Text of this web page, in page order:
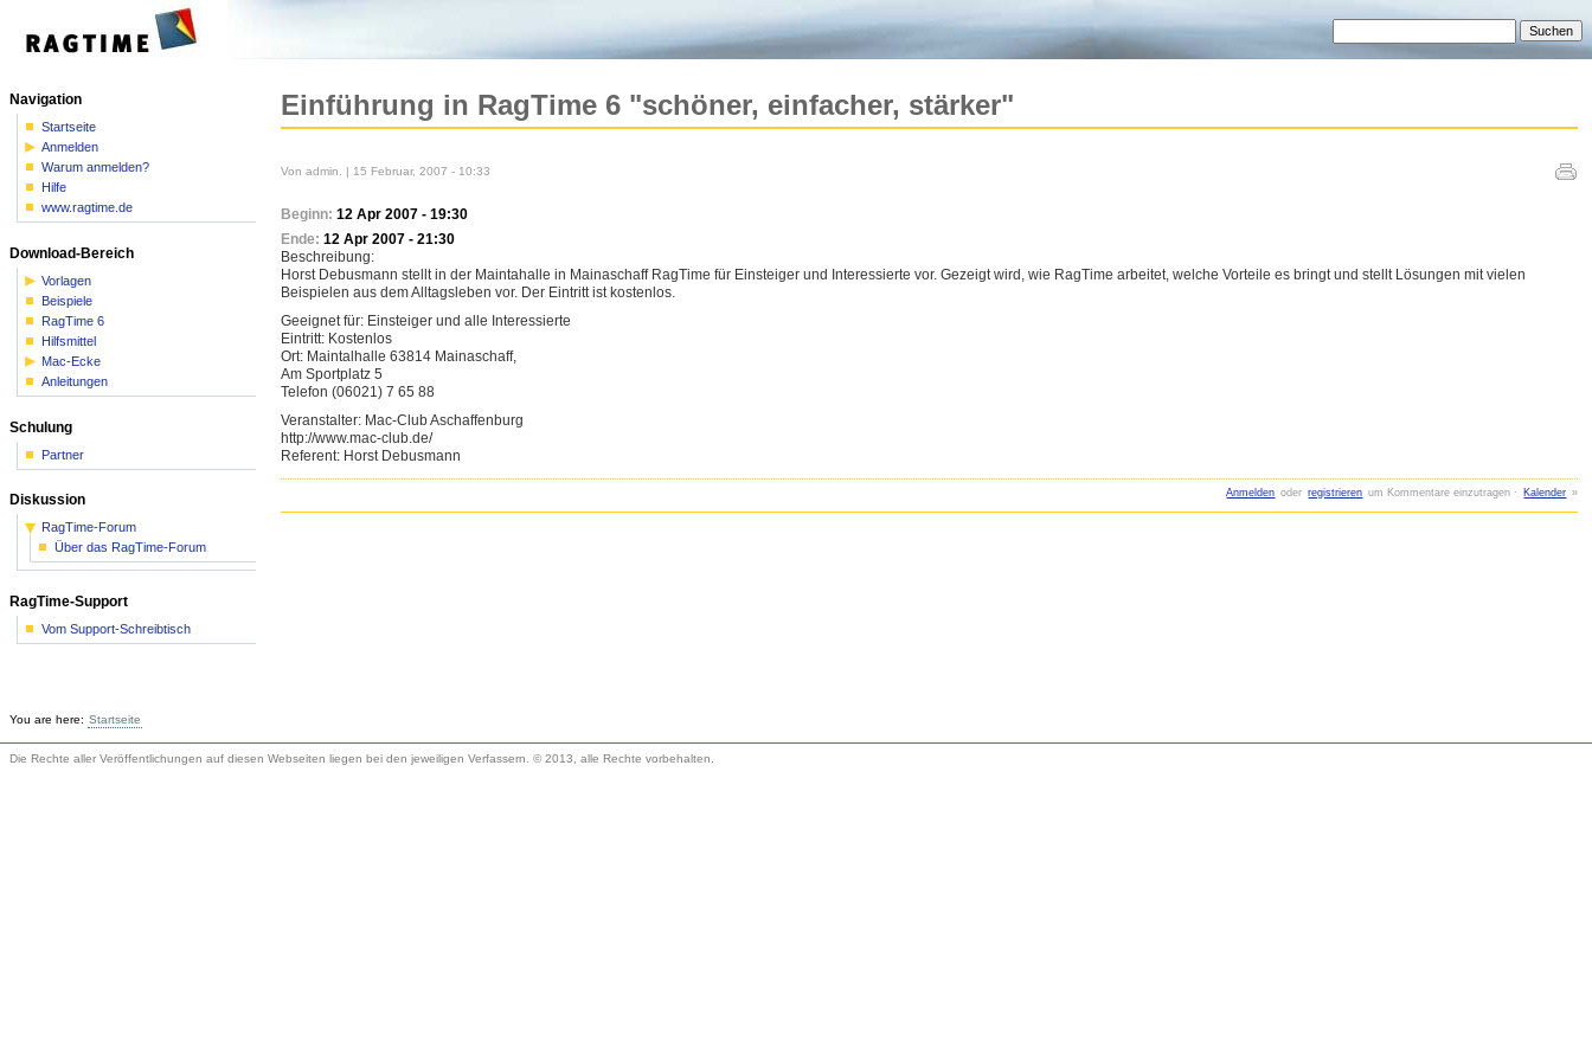
Einführung in RagTime 6 "schöner, einfacher, stärker"
Von admin. | 15 Februar, 2007 - 10:33
Beginn: 12 Apr 2007 - 19:30
Ende: 12 Apr 2007 - 21:30
Beschreibung:
Horst Debusmann stellt in der Maintahalle in Mainaschaff RagTime für Einsteiger und Interessierte vor. Gezeigt wird, wie RagTime arbeitet, welche Vorteile es bringt und stellt Lösungen mit vielen
Beispielen aus dem Alltagsleben vor. Der Eintritt ist kostenlos.
Geeignet für: Einsteiger und alle Interessierte
Eintritt: Kostenlos
Ort: Maintalhalle 63814 Mainaschaff,
Am Sportplatz 5
Telefon (06021) 7 65 88
Veranstalter: Mac-Club Aschaffenburg
http://www.mac-club.de/
Referent: Horst Debusmann
Anmelden oder registrieren um Kommentare einzutragen · Kalender »
Navigation
Startseite
Anmelden
Warum anmelden?
Hilfe
www.ragtime.de
Download-Bereich
Vorlagen
Beispiele
RagTime 6
Hilfsmittel
Mac-Ecke
Anleitungen
Schulung
Partner
Diskussion
RagTime-Forum
Über das RagTime-Forum
RagTime-Support
Vom Support-Schreibtisch
You are here: Startseite
Die Rechte aller Veröffentlichungen auf diesen Webseiten liegen bei den jeweiligen Verfassern. © 2013, alle Rechte vorbehalten.